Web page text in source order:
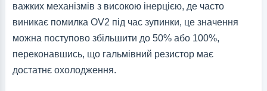
важких механізмів з високою інерцією, де часто
виникає помилка OV2 під час зупинки, це значення
можна поступово збільшити до 50% або 100%,
переконавшись, що гальмівний резистор має
достатнє охолодження.